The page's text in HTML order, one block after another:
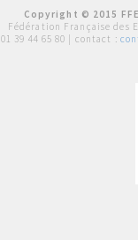
Copyright © 2015
Fédération Française des
01 39 44 65 80 | contact :